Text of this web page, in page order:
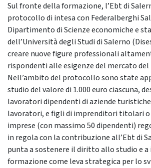
Sul fronte della formazione, l’Ebt di
protocollo di intesa con Federalberghi
Dipartimento di Scienze economiche e
dell’Università degli Studi di Salerno
creare nuove figure professionali
rispondenti alle esigenze del mercato
Nell’ambito del protocollo sono state
studio del valore di 1.000 euro ciascuna,
lavoratori dipendenti di aziende
lavoratori, e figli di imprenditori titolari o
imprese (con massimo 50 dipendenti)
in regola con la contribuzione all’Ebt di
punta a sostenere il diritto allo studio e a
formazione come leva strategica per lo